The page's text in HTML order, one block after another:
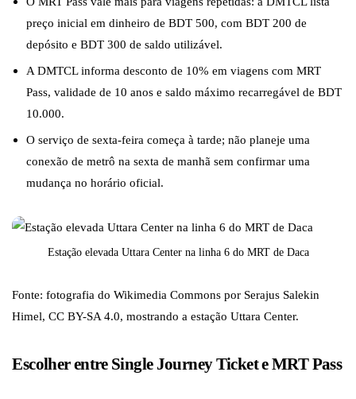
preço inicial em dinheiro de BDT 500, com BDT 200 de
depósito e BDT 300 de saldo utilizável.
A DMTCL informa desconto de 10% em viagens com MRT
Pass, validade de 10 anos e saldo máximo recarregável de BDT
10.000.
O serviço de sexta-feira começa à tarde; não planeje uma
conexão de metrô na sexta de manhã sem confirmar uma
mudança no horário oficial.
Estação elevada Uttara Center na linha 6 do MRT de Daca
Fonte: fotografia do Wikimedia Commons por Serajus Salekin
Himel, CC BY-SA 4.0, mostrando a estação Uttara Center.
Escolher entre Single Journey Ticket e MRT Pass